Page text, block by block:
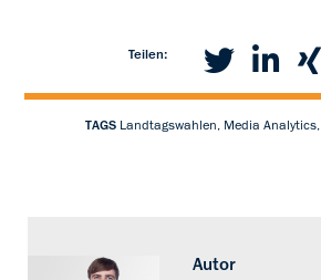
Teilen:
TAGS Landtagswahlen, Media
Autor